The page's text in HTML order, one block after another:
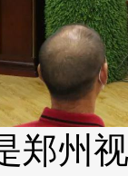
州视